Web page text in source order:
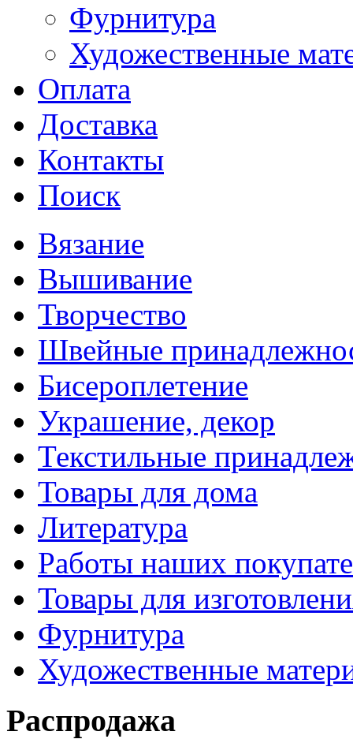
Фурнитура
Художественные
Оплата
Доставка
Контакты
Поиск
Вязание
Вышивание
Творчество
Швейные
Бисероплетение
Украшение, декор
Текстильные
Товары для дома
Литература
Работы наших
Товары для
Фурнитура
Художественные
Распродажа